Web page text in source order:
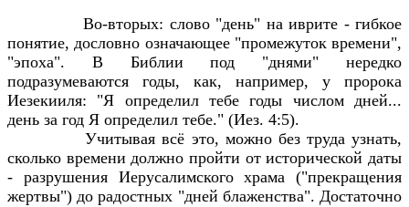
Во-вторых: слово "день" на иврите - гибкое
понятие, дословно означающее "промежуток времени",
"эпоха". В Библии под "днями" нередко
подразумеваются годы, как, например, у пророка
Иезекииля: "Я определил тебе годы числом дней...
день за год Я определил тебе." (Иез. 4:5).
Учитывая всё это, можно без труда узнать,
сколько времени должно пройти от исторической даты
- разрушения Иерусалимского храма ("прекращения
жертвы") до радостных "дней блаженства". Достаточно